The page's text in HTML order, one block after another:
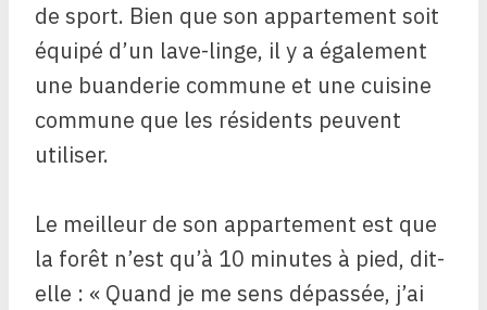
de sport. Bien que son appartement soit
équipé d’un lave-linge, il y a également
une buanderie commune et une cuisine
commune que les résidents peuvent
utiliser.
Le meilleur de son appartement est que
la forêt n’est qu’à 10 minutes à pied, dit-
elle : « Quand je me sens dépassée, j’ai